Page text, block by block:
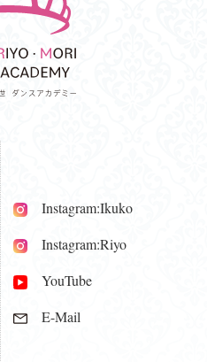
Instagram:Ikuko
Instagram:Riyo
YouTube
E-Mail